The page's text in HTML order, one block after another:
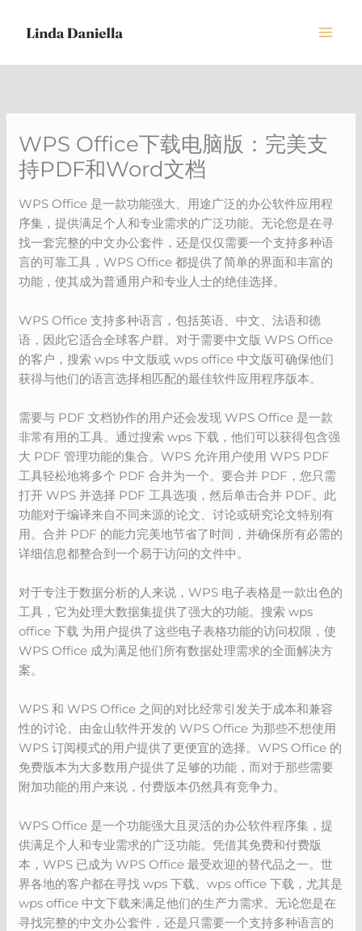
WPS Office下载电脑版：完美支
持PDF和Word文档
WPS Office 是一款功能强大、用途广泛的办公软件应用程
序集，提供满足个人和专业需求的广泛功能。无论您是在寻
找一套完整的中文办公套件，还是仅仅需要一个支持多种语
言的可靠工具，WPS Office 都提供了简单的界面和丰富的
功能，使其成为普通用户和专业人士的绝佳选择。
WPS Office 支持多种语言，包括英语、中文、法语和德
语，因此它适合全球客户群。对于需要中文版 WPS Office
的客户，搜索 wps 中文版或 wps office 中文版可确保他们
获得与他们的语言选择相匹配的最佳软件应用程序版本。
需要与 PDF 文档协作的用户还会发现 WPS Office 是一款
非常有用的工具。通过搜索 wps 下载，他们可以获得包含强
大 PDF 管理功能的集合。WPS 允许用户使用 WPS PDF
工具轻松地将多个 PDF 合并为一个。要合并 PDF，您只需
打开 WPS 并选择 PDF 工具选项，然后单击合并 PDF。此
功能对于编译来自不同来源的论文、讨论或研究论文特别有
用。合并 PDF 的能力完美地节省了时间，并确保所有必需的
详细信息都整合到一个易于访问的文件中。
对于专注于数据分析的人来说，WPS 电子表格是一款出色的
工具，它为处理大数据集提供了强大的功能。搜索 wps
office 下载 为用户提供了这些电子表格功能的访问权限，使
WPS Office 成为满足他们所有数据处理需求的全面解决方
案。
WPS 和 WPS Office 之间的对比经常引发关于成本和兼容
性的讨论。由金山软件开发的 WPS Office 为那些不想使用
WPS 订阅模式的用户提供了更便宜的选择。WPS Office 的
免费版本为大多数用户提供了足够的功能，而对于那些需要
附加功能的用户来说，付费版本仍然具有竞争力。
WPS Office 是一个功能强大且灵活的办公软件程序集，提
供满足个人和专业需求的广泛功能。凭借其免费和付费版
本，WPS 已成为 WPS Office 最受欢迎的替代品之一。世
界各地的客户都在寻找 wps 下载、wps office 下载，尤其是
wps office 中文下载来满足他们的生产力需求。无论您是在
寻找完整的中文办公套件，还是只需要一个支持多种语言的